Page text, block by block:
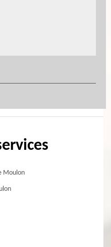
Moulon